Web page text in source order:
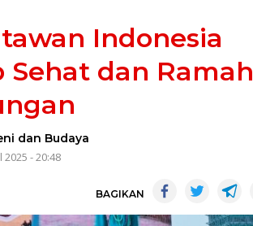
Indonesia
dan Ramah
dan Budaya
2025 - 20:48
BAGIKAN